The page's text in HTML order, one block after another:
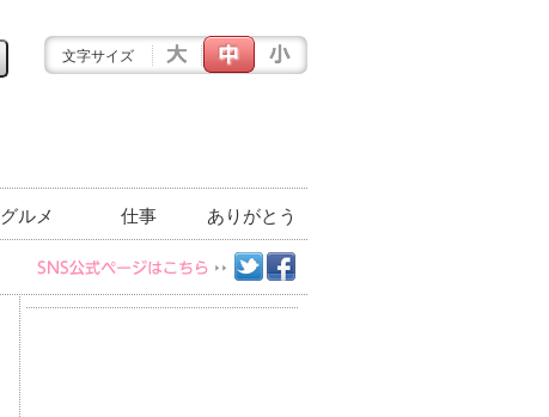
文字サイズ
グルメ 仕事 ありがとう